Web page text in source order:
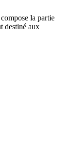
la partie
destiné aux